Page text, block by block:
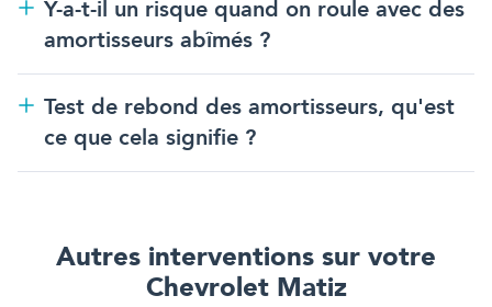
Y-a-t-il un risque quand on roule avec des
amortisseurs abîmés ?
Test de rebond des amortisseurs, qu'est
ce que cela signifie ?
Autres interventions sur votre
Chevrolet Matiz